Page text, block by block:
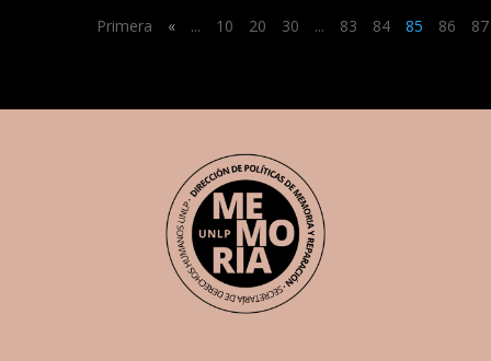
Primera « ... 10 20 30 ... 83 84 85 86 87